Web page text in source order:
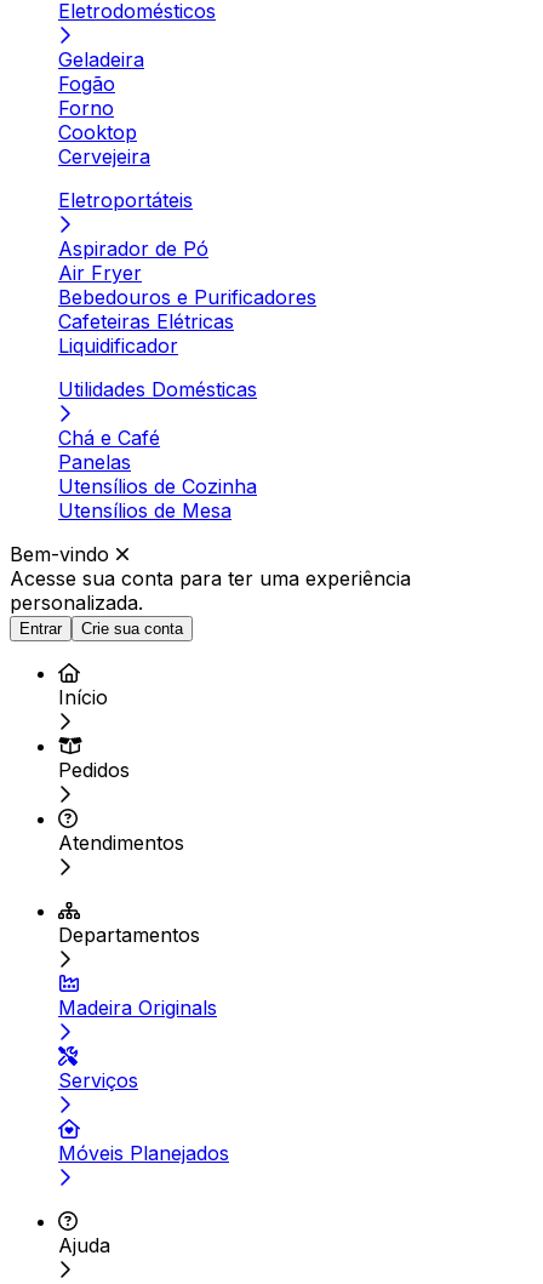
Eletrodomésticos
Geladeira
Fogão
Forno
Cooktop
Cervejeira
Eletroportáteis
Aspirador de Pó
Air Fryer
Bebedouros e Purificadores
Cafeteiras Elétricas
Liquidificador
Utilidades Domésticas
Chá e Café
Panelas
Utensílios de Cozinha
Utensílios de Mesa
Bem-vindo
Acesse sua conta para ter uma experiência
personalizada.
Entrar Crie sua conta
Início
Pedidos
Atendimentos
Departamentos
Madeira Originals
Serviços
Móveis Planejados
Ajuda